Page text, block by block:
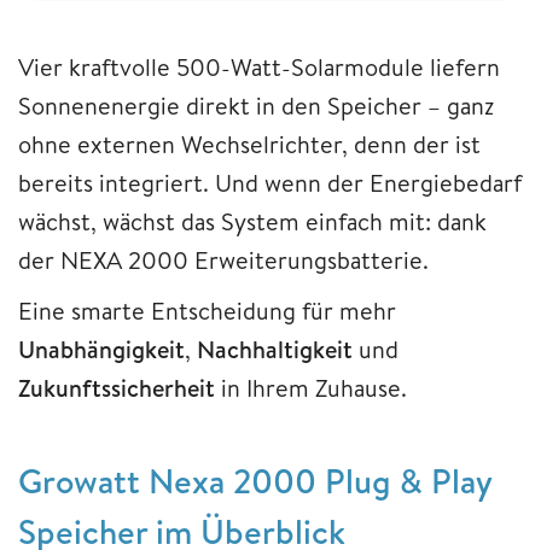
Vier kraftvolle 500-Watt-Solarmodule liefern
Sonnenenergie direkt in den Speicher – ganz
ohne externen Wechselrichter, denn der ist
bereits integriert. Und wenn der Energiebedarf
wächst, wächst das System einfach mit: dank
der NEXA 2000 Erweiterungsbatterie.
Eine smarte Entscheidung für mehr
Unabhängigkeit, Nachhaltigkeit und
Zukunftssicherheit in Ihrem Zuhause.
Growatt Nexa 2000 Plug & Play
Speicher im Überblick